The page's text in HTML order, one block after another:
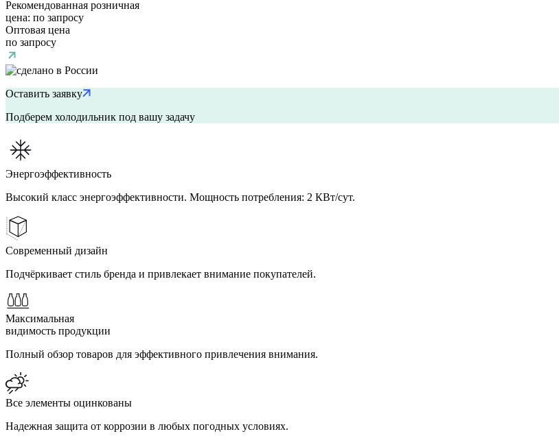
Рекомендованная розничная
цена: по запросу
Оптовая цена
по запросу
Оставить заявку
Подберем холодильник под вашу задачу
Энергоэффективность
Высокий класс энергоэффективности. Мощность потребления: 2 КВт/сут.
Современный дизайн
Подчёркивает стиль бренда и привлекает внимание покупателей.
Максимальная
видимость продукции
Полный обзор товаров для эффективного привлечения внимания.
Все элементы оцинкованы
Надежная защита от коррозии в любых погодных условиях.